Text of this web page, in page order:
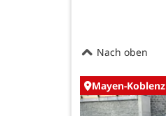
Nach oben
Mayen-Koblenz